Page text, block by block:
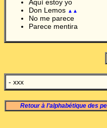
Aquí estoy yo
Don Lemos ▲▲
No me parece
Parece mentira
- xxx
Retour à l’alphabétique des